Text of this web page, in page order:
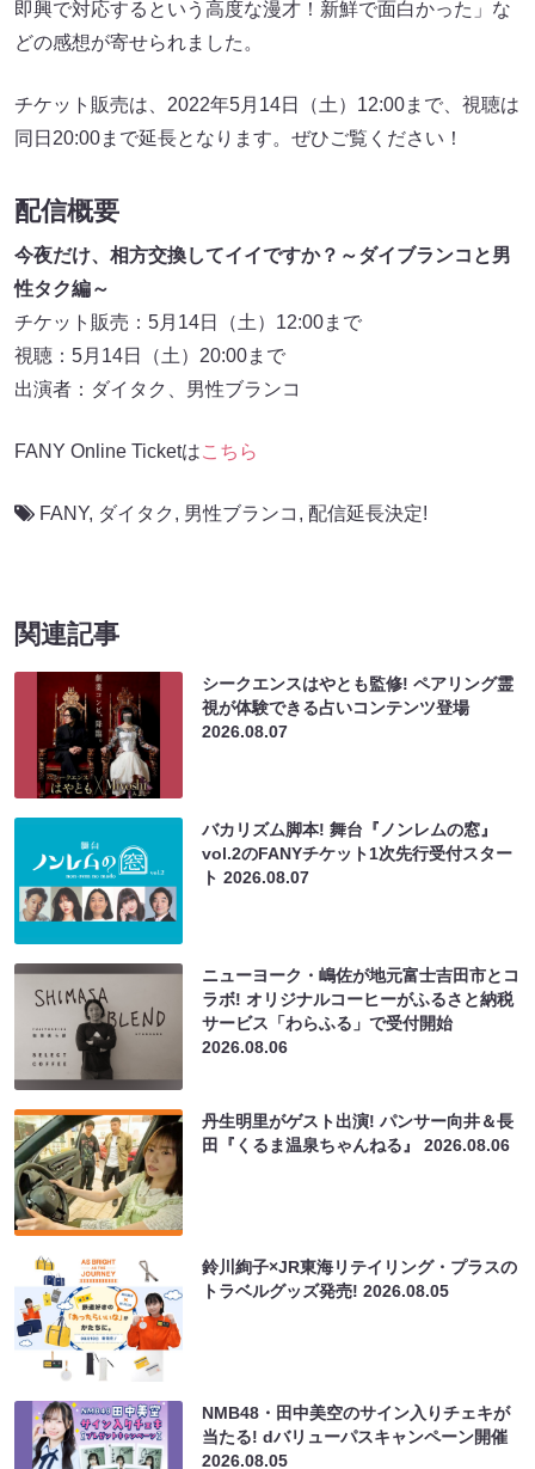
即興で対応するという高度な漫才！新鮮で面白かった」な
どの感想が寄せられました。
チケット販売は、2022年5月14日（土）12:00まで、視聴は
同日20:00まで延長となります。ぜひご覧ください！
配信概要
今夜だけ、相方交換してイイですか？～ダイブランコと男
性タク編～
チケット販売：5月14日（土）12:00まで
視聴：5月14日（土）20:00まで
出演者：ダイタク、男性ブランコ
FANY Online Ticketはこちら
FANY, ダイタク , 男性ブランコ , 配信延長決定!
関連記事
シークエンスはやとも監修! ペアリング霊
視が体験できる占いコンテンツ登場
2026.08.07
バカリズム脚本! 舞台『ノンレムの窓』
vol.2のFANYチケット1次先行受付スター
ト2026.08.07
ニューヨーク・嶋佐が地元富士吉田市とコ
ラボ! オリジナルコーヒーがふるさと納税
サービス「わらふる」で受付開始
2026.08.06
丹生明里がゲスト出演! パンサー向井＆長
田『くるま温泉ちゃんねる』2026.08.06
鈴川絢子×JR東海リテイリング・プラスの
トラベルグッズ発売!2026.08.05
NMB48・田中美空のサイン入りチェキが
当たる! dバリューパスキャンペーン開催
2026.08.05